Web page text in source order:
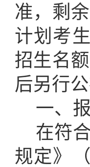
准，剩
计划考生
招生名
后另行公
一、
在符合
规定》
（